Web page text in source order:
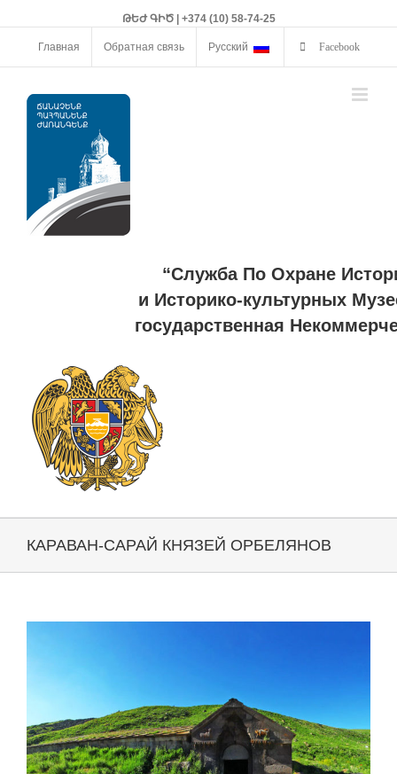
ԹԵԺ ԳԻԾ | +374 (10) 58-74-25
Главная Обратная связь Русский Facebook
“Служба По Охране
и Историко-культурных
государственная
КАРАВАН-САРАЙ КНЯЗЕЙ ОРБЕЛЯНОВ